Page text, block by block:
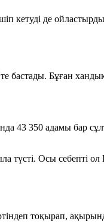
кетуді де
Бұған хандық
43 350 адамы бар
түсті. Осы
тоқырап,